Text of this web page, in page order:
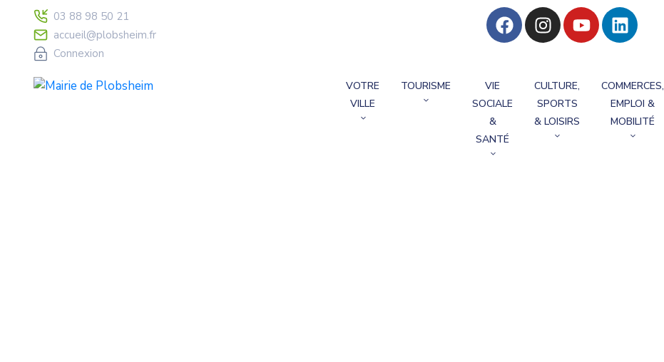
03 88 98 50 21
accueil@plobsheim.fr
Connexion
VOTRE
VILLE
TOURISME
VIE
SOCIALE
&
SANTÉ
CULTURE,
SPORTS
& LOISIRS
COMMERCES,
EMPLOI &
MOBILITÉ